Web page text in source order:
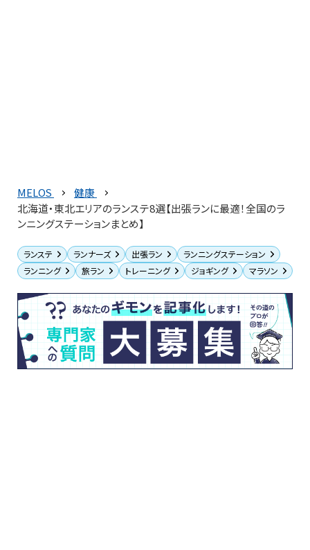
MELOS
健康
北海道・東北エリアのランステ8選【出張ランに最適！全国のラ
ンニングステーションまとめ】
ランステ ランナーズ 出張ラン
ランニングステーション
ランニング
旅ラン トレーニング ジョギング マラソン